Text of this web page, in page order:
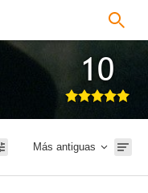
10
Más antiguas